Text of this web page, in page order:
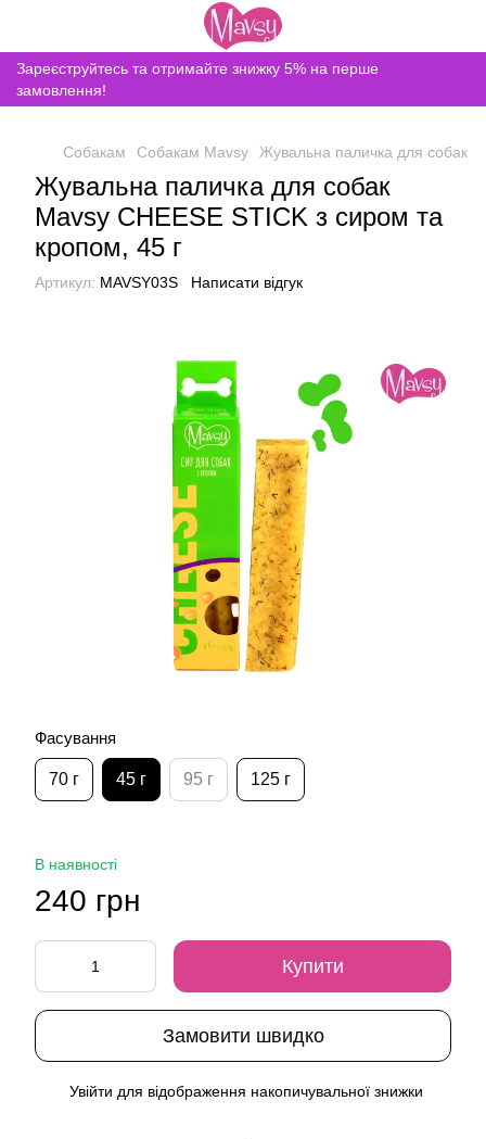
Зареєструйтесь та отримайте знижку 5% на перше
замовлення!
Собакам Собакам Mavsy Жувальна паличка для собак
Жувальна паличка для собак
Mavsy CHEESE STICK з сиром та
кропом, 45 г
Артикул: MAVSY03S Написати відгук
Фасування
70 г 45 г 95 г 125 г
В наявності
240 грн
Купити
Замовити швидко
Увійти для відображення накопичувальної знижки